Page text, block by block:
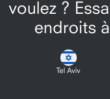
voulez ?
endroits
Tel Aviv